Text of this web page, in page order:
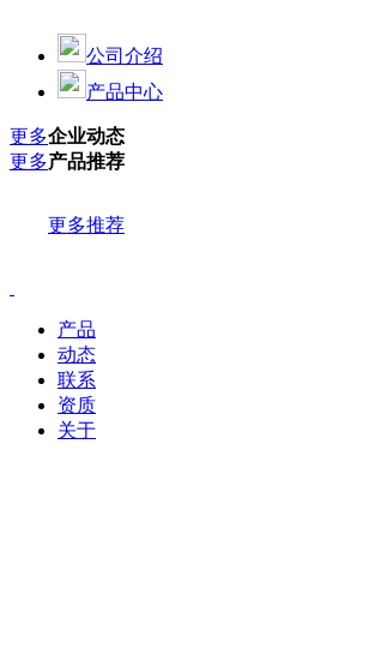
公司介绍
产品中心
更多企业动态
更多产品推荐
更多推荐
产品
动态
联系
资质
关于